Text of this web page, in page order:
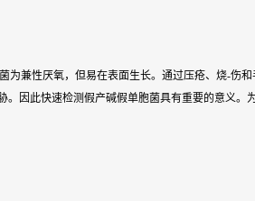
为兼性厌氧，但易在表面生长。通过压疮、烧-
此快速检测假产碱假单胞菌具有重要的意义。